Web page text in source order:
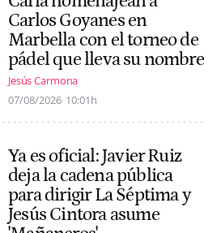
Carlos Goyanes en
Marbella con el torneo de
pádel que lleva su nombre
Jesús Carmona
07/08/2026 10:01h
Ya es oficial: Javier Ruiz
deja la cadena pública
para dirigir La Séptima y
Jesús Cintora asume